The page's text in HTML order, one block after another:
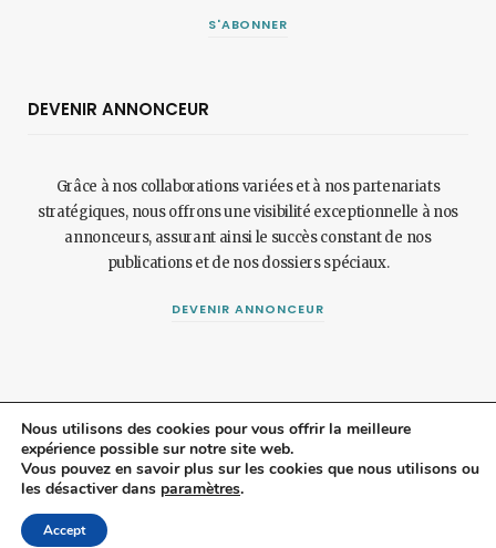
S'ABONNER
DEVENIR ANNONCEUR
Grâce à nos collaborations variées et à nos partenariats
stratégiques, nous offrons une visibilité exceptionnelle à nos
annonceurs, assurant ainsi le succès constant de nos
publications et de nos dossiers spéciaux.
DEVENIR ANNONCEUR
© 2024 Maisonetjardinmagazine.fr. Mentions légalesetpolitique de
confidentialité
Nous utilisons des cookies pour vous offrir la meilleure
expérience possible sur notre site web.
Vous pouvez en savoir plus sur les cookies que nous utilisons ou
les désactiver dans paramètres.
Accept